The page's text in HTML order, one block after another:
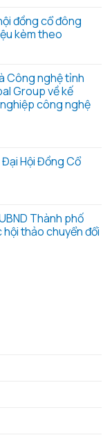
đồng cổ đông
kèm theo
Công nghệ tỉnh
Group về kế
công nghệ
Hội Đồng Cổ
Thành phố
thảo chuyển đổi